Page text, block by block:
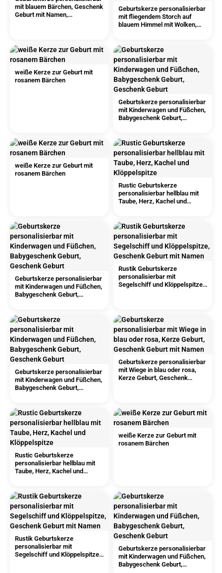
mit blauem Bärchen, Geschenk
Geburt mit Namen,
Geburtskerze personalisierbar
mit fliegendem Storch auf
blauem Himmel mit Wolken,
weiße Kerze zur Geburt mit
rosanem Bärchen
Geburtskerze personalisierbar
mit Kinderwagen und Füßchen,
Babygeschenk Geburt,
weiße Kerze zur Geburt mit
rosanem Bärchen
Rustic Geburtskerze
personalisierbar hellblau mit
Taube, Herz, Kachel und
Geburtskerze personalisierbar
mit Kinderwagen und Füßchen,
Babygeschenk Geburt,
Rustik Geburtskerze
personalisierbar mit
Segelschiff und Klöppelspitze,
Geburtskerze personalisierbar
mit Kinderwagen und Füßchen,
Babygeschenk Geburt,
Geburtskerze personalisierbar
mit Wiege in blau oder rosa,
Kerze Geburt, Geschenk
Rustic Geburtskerze
personalisierbar hellblau mit
Taube, Herz, Kachel und
weiße Kerze zur Geburt mit
rosanem Bärchen
Rustik Geburtskerze
personalisierbar mit
Segelschiff und Klöppelspitze,
Geburtskerze personalisierbar
mit Kinderwagen und Füßchen,
Babygeschenk Geburt,